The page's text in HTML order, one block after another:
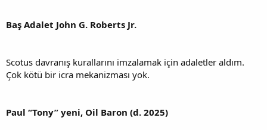
Baş Adalet John G. Roberts Jr.
Scotus davranış kurallarını imzalamak için adaletler aldım.
Çok kötü bir icra mekanizması yok.
Paul “Tony” yeni, Oil Baron (d. 2025)